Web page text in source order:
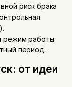
риск брака
режим работы
период.
от идеи